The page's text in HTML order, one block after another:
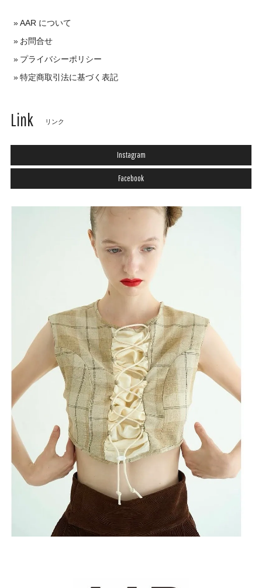
AAR について
お問合せ
プライバシーポリシー
特定商取引法に基づく表記
Link リンク
Instagram
Facebook